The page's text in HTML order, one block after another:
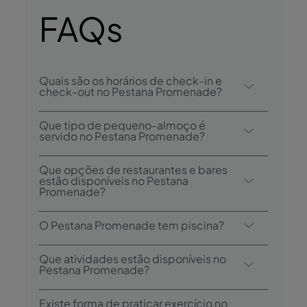
FAQs
Quais são os horários de check-in e
check-out no Pestana Promenade?
O check-in no Pestana Promenade é desde
as 15:00, e check-out é até às 12:00.
Que tipo de pequeno-almoço é
servido no Pestana Promenade?
As opções de pequeno-almoço incluem
continental e buffet.
Que opções de restaurantes e bares
estão disponíveis no Pestana
Promenade?
O Pestana Promenade tem 3 restaurantes:
Breezes, Deep-Blue, e The Deck.
O Pestana Promenade tem piscina?
O hotel tem 3 piscinas exteriores, 2
destinadas a crianças, 1 mista e 1 piscina
interior mista aquecida.
Que atividades estão disponíveis no
Pestana Promenade?
O Pestana Promenade oferece as seguintes
Existe forma de praticar exercício no